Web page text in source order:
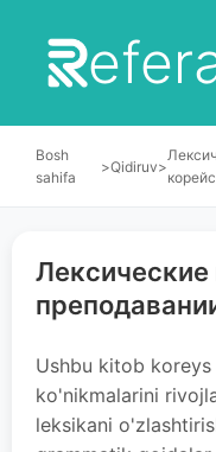
Bosh
sahifa
>Qidiruv>
Ushbu kitob
ko'nikmalarini
leksikani